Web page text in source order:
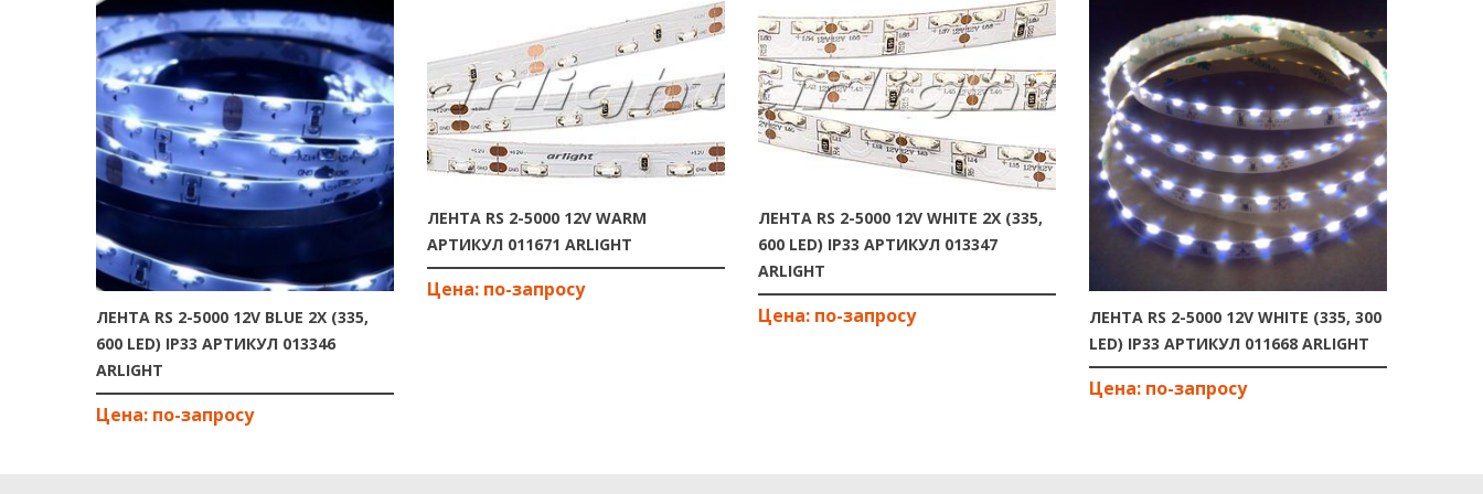
ЛЕНТА RS 2-5000 12V BLUE 2X (335,
600 LED) IP33 АРТИКУЛ 013346
ARLIGHT
ЛЕНТА RS 2-5000 12V WARM
АРТИКУЛ 011671 ARLIGHT
ЛЕНТА RS 2-5000 12V WHITE 2X (335,
600 LED) IP33 АРТИКУЛ 013347
ARLIGHT
ЛЕНТА RS 2-5000 12V WHITE (335, 300
LED) IP33 АРТИКУЛ 011668 ARLIGHT